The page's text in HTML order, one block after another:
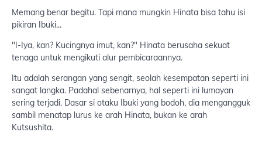
Memang benar begitu. Tapi mana mungkin Hinata bisa tahu isi
pikiran Ibuki...
"I-Iya, kan? Kucingnya imut, kan?" Hinata berusaha sekuat
tenaga untuk mengikuti alur pembicaraannya.
Itu adalah serangan yang sengit, seolah kesempatan seperti ini
sangat langka. Padahal sebenarnya, hal seperti ini lumayan
sering terjadi. Dasar si otaku Ibuki yang bodoh, dia mengangguk
sambil menatap lurus ke arah Hinata, bukan ke arah
Kutsushita.